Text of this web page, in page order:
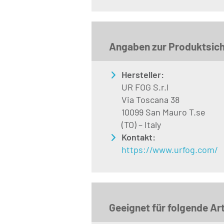
Angaben zur
Hersteller:
UR FOG S.r.l
Via Toscana 38
10099 San Mauro T.se
(TO) – Italy
Kontakt:
https://www.urfog.com/
Geeignet für folgende